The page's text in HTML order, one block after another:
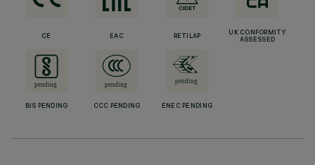
CE EAC RETILAP
UK CONFORMITY
ASSESSED
BIS PENDING CCC PENDING ENEC PENDING